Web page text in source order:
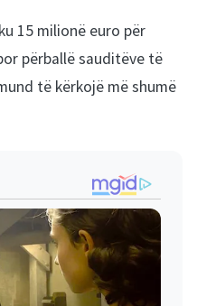
15 milionë euro për
përballë sauditëve të
të kërkojë më shumë